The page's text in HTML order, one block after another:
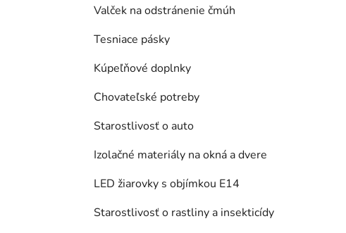
Valček na odstránenie čmúh
Tesniace pásky
Kúpeľňové doplnky
Chovateľské potreby
Starostlivosť o auto
Izolačné materiály na okná a dvere
LED žiarovky s objímkou E14
Starostlivosť o rastliny a insekticídy